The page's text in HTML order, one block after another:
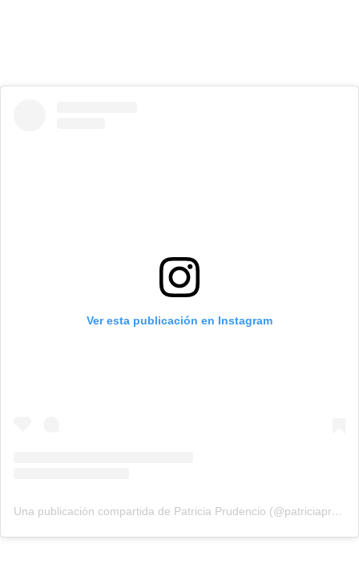
Ver esta publicación en Instagram
Una publicación compartida de Patricia Prudencio (@patriciaprudencio98)